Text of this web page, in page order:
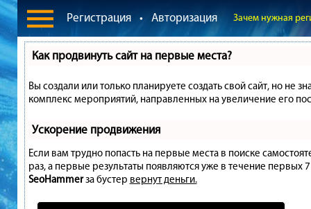
Регистрация • Авторизация Зачем нужная
Как продвинуть сайт на первые места?
Вы создали или только планируете создать свой сайт, но не
комплекс мероприятий, направленных на увеличение его
Ускорение продвижения
Если вам трудно попасть на первые места в поиске
раз, а первые результаты появляются уже в течение первых
SeoHammerза бустер вернут деньги.